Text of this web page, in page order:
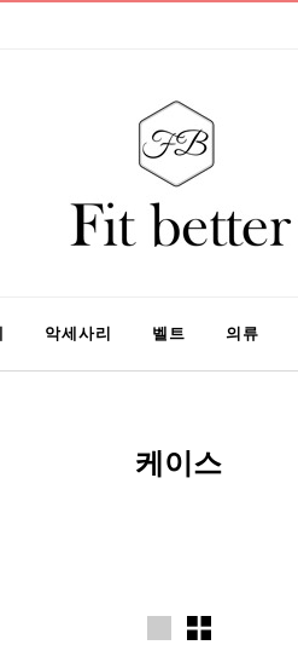
악세사리 벨트 의류
케이스